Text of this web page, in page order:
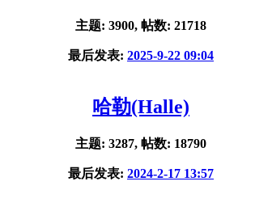
主题: 3900, 帖数: 21718
最后发表: 2025-9-22 09:04
哈勒(Halle)
主题: 3287, 帖数: 18790
最后发表: 2024-2-17 13:57